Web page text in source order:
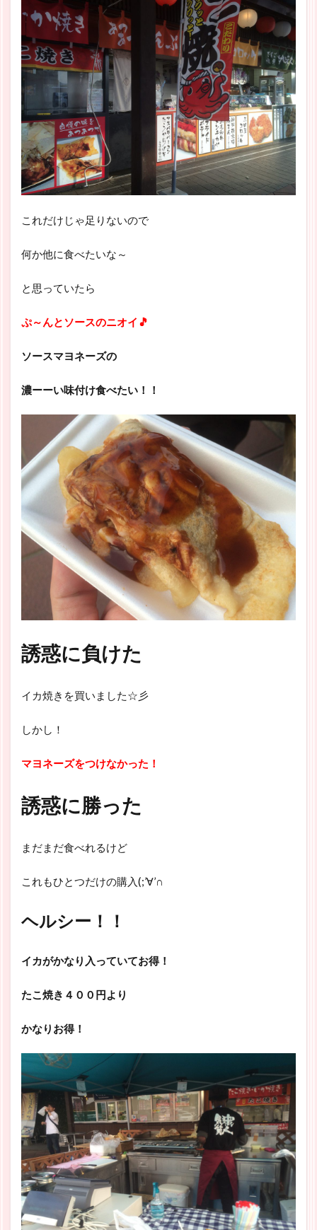
これだけじゃ足りないので
何か他に食べたいな～
と思っていたら
ぷ～んとソースのニオイ🎵
ソースマヨネーズの
濃ーーい味付け食べたい！！
誘惑に負けた
イカ焼きを買いました☆彡
しかし！
マヨネーズをつけなかった！
誘惑に勝った
まだまだ食べれるけど
これもひとつだけの購入(;’∀’∩
ヘルシー！！
イカがかなり入っていてお得！
たこ焼き４００円より
かなりお得！